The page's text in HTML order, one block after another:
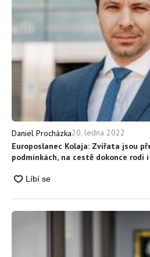
Daniel Procházka20. ledna 2022
Europoslanec Kolaja: Zvířata jsou
podmínkách, na cestě dokonce rodí